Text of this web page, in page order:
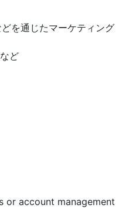
を通じたマーケティング
ど
or account management